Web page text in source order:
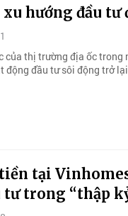
hướng đầu tư
của thị trường địa ốc
động đầu tư sôi động trở
tại
tư trong “thập